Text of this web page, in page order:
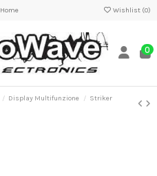
Home Wishlist (0)
0
Display Multifunzione
Striker